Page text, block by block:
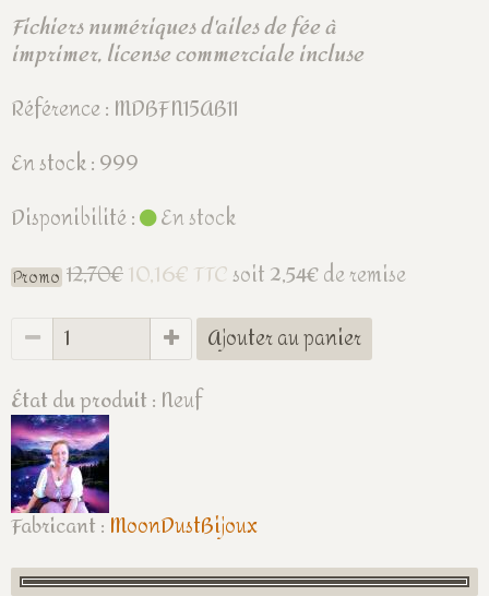
Fichiers numériques d'ailes de fée à
imprimer, license commerciale incluse
Référence : MDBFN15AB11
En stock : 999
Disponibilité :
En stock
Promo 12,70€10,16€ TTCsoit2,54€de remise
Ajouter au panier
État du produit : Neuf
Fabricant : MoonDustBijoux